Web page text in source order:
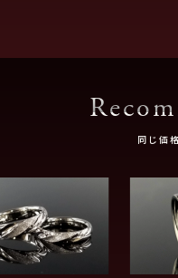
同じ価